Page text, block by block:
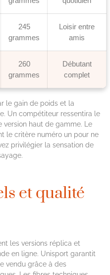
245
grammes
Loisir entre
amis
260
grammes
Débutant
complet
le gain de poids et la
Un compétiteur ressentira le
version haut de gamme. Le
le critère numéro un pour ne
privilégier la sensation de
et qualité
les versions réplica et
en ligne. Unisport garantit
vendu grâce à des